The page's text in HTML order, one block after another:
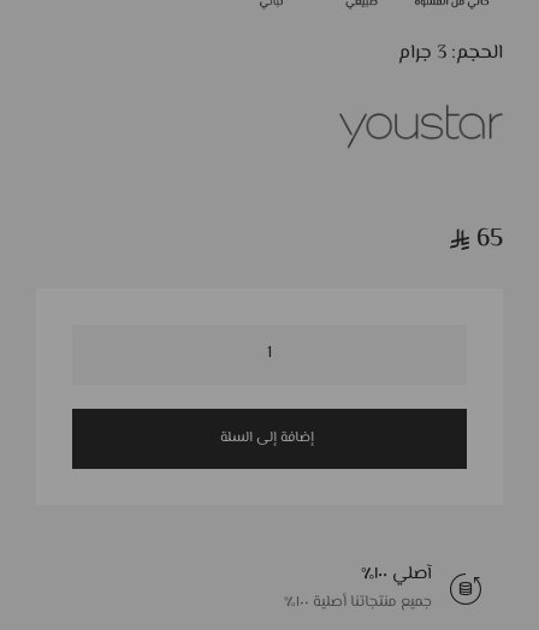
الحجم: 3 جرام
65
إضافة إلى السلة
آصلي ١٠٠٪
جميع منتجاتنا أصلية ١٠٠٪